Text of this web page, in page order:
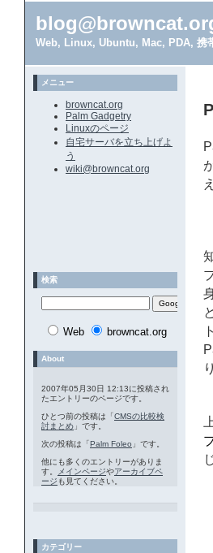
Web, Linux, Ubuntu, Mac, PDA, 携
メニュー
browncat.org
Palm Gadgetry
Linuxのページ
自宅サーバを立ち上げよ
う
wiki@browncat.org
検索
Web browncat.org
About
2007年05月30日 12:13に投稿され
たエントリーのページです。
ひとつ前の投稿は「CMSの比較検
討まとめ 」です。
次の投稿は「Palm Foleo 」です。
他にも多くのエントリーがありま
す。
メインページやアーカイブペ
ージ も見てください。
カテゴリー